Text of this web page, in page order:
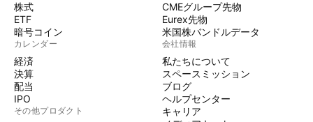
株式
ETF
暗号コイン
カレンダー
経済
決算
配当
IPO
その他プロダクト
CMEグループ先物
Eurex先物
米国株バンドルデータ
会社情報
私たちについて
スペースミッション
ブログ
ヘルプセンター
キャリア